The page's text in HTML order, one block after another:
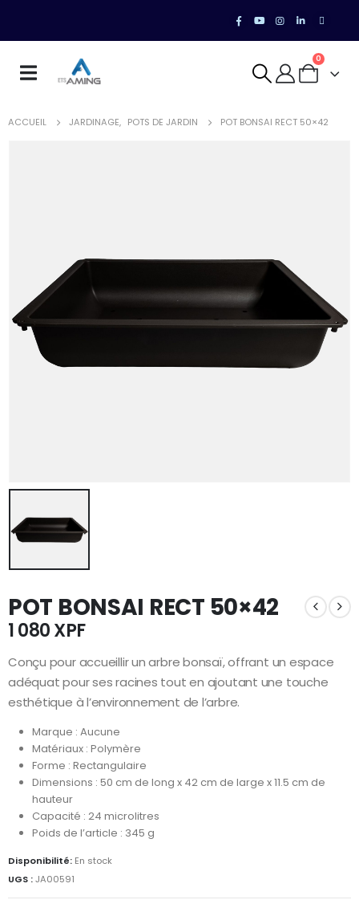
0
ACCUEIL JARDINAGE, POTS DE JARDIN POT BONSAI RECT 50×42
POT BONSAI RECT 50×42
1 080XPF
Conçu pour accueillir un arbre bonsaï, offrant un espace
adéquat pour ses racines tout en ajoutant une touche
esthétique à l’environnement de l’arbre.
Marque : Aucune
Matériaux : Polymère
Forme : Rectangulaire
Dimensions : 50 cm de long x 42 cm de large x 11.5 cm de
hauteur
Capacité : 24 microlitres
Poids de l’article : 345 g
Disponibilité: En stock
UGS :JA00591